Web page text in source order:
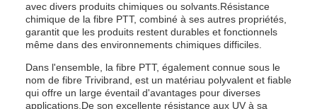
avec divers produits chimiques ou solvants.Résistance
chimique de la fibre PTT, combiné à ses autres propriétés,
garantit que les produits restent durables et fonctionnels
même dans des environnements chimiques difficiles.
Dans l'ensemble, la fibre PTT, également connue sous le
nom de fibre Trivibrand, est un matériau polyvalent et fiable
qui offre un large éventail d'avantages pour diverses
applications.De son excellente résistance aux UV à sa